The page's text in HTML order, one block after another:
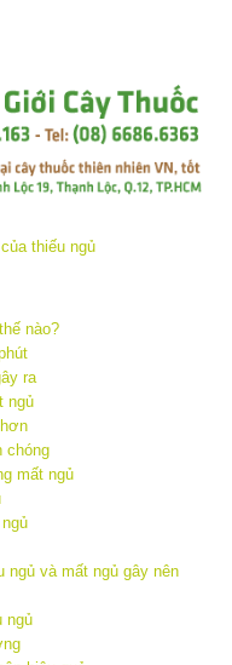
nào?
ra
ngủ
chóng
mất ngủ
ngủ và mất ngủ gây nên
ngủ